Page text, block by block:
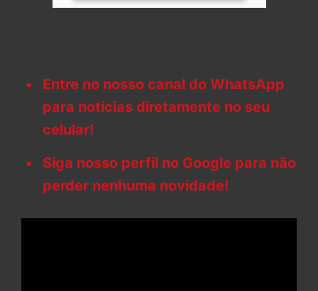
Entre no nosso canal do WhatsApp
para notícias diretamente no seu
celular!
Siga nosso perfil no Google para não
perder nenhuma novidade!